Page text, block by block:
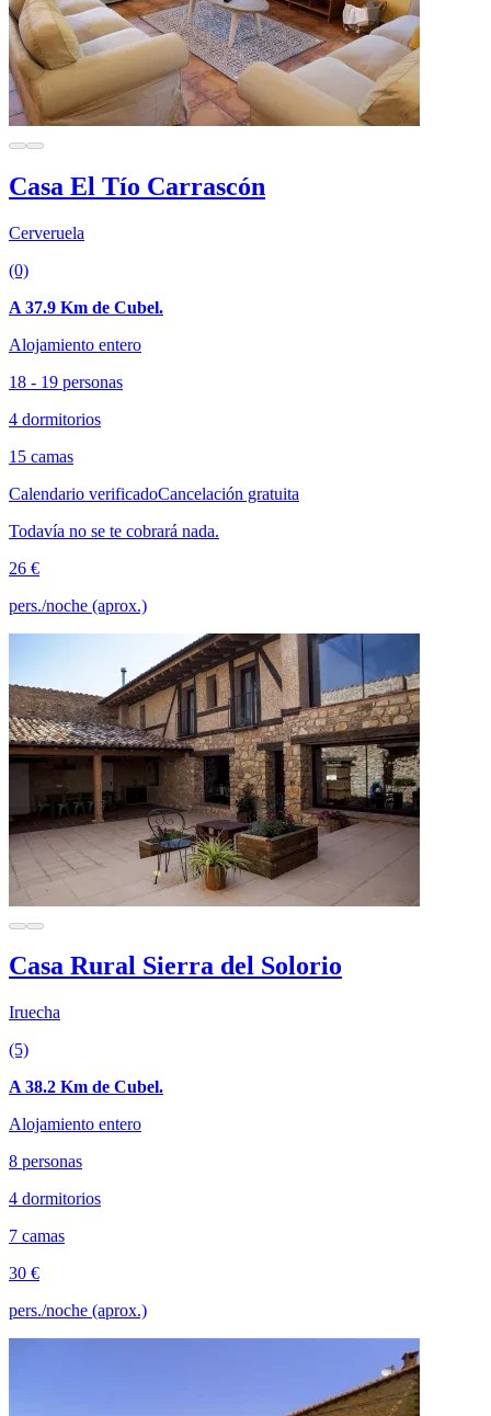
Casa El Tío Carrascón
Cerveruela
(0)
A 37.9 Km de Cubel.
Alojamiento entero
18 - 19 personas
4 dormitorios
15 camas
Calendario verificadoCancelación gratuita
Todavía no se te cobrará nada.
26 €
pers./noche (aprox.)
Casa Rural Sierra del Solorio
Iruecha
(5)
A 38.2 Km de Cubel.
Alojamiento entero
8 personas
4 dormitorios
7 camas
30 €
pers./noche (aprox.)